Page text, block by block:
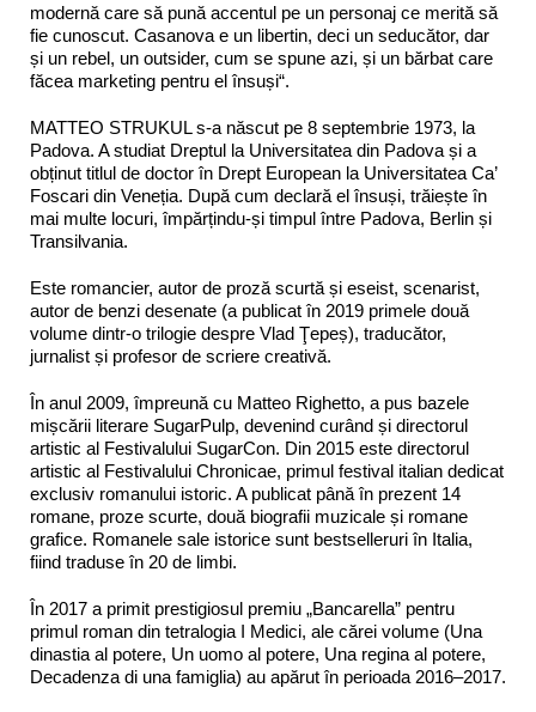
modernă care să pună accentul pe un personaj ce merită să
fie cunoscut. Casanova e un libertin, deci un seducător, dar
și un rebel, un outsider, cum se spune azi, și un bărbat care
făcea marketing pentru el însuși“.
MATTEO STRUKUL s-a născut pe 8 septembrie 1973, la
Padova. A studiat Dreptul la Universitatea din Padova și a
obținut titlul de doctor în Drept European la Universitatea Ca’
Foscari din Veneția. După cum declară el însuși, trăiește în
mai multe locuri, împărțindu-și timpul între Padova, Berlin și
Transilvania.
Este romancier, autor de proză scurtă și eseist, scenarist,
autor de benzi desenate (a publicat în 2019 primele două
volume dintr-o trilogie despre Vlad Ţepeș), traducător,
jurnalist și profesor de scriere creativă.
În anul 2009, împreună cu Matteo Righetto, a pus bazele
mișcării literare SugarPulp, devenind curând și directorul
artistic al Festivalului SugarCon. Din 2015 este directorul
artistic al Festivalului Chronicae, primul festival italian dedicat
exclusiv romanului istoric. A publicat până în prezent 14
romane, proze scurte, două biografii muzicale și romane
grafice. Romanele sale istorice sunt bestselleruri în Italia,
fiind traduse în 20 de limbi.
În 2017 a primit prestigiosul premiu „Bancarella” pentru
primul roman din tetralogia I Medici, ale cărei volume (Una
dinastia al potere, Un uomo al potere, Una regina al potere,
Decadenza di una famiglia) au apărut în perioada 2016–2017.